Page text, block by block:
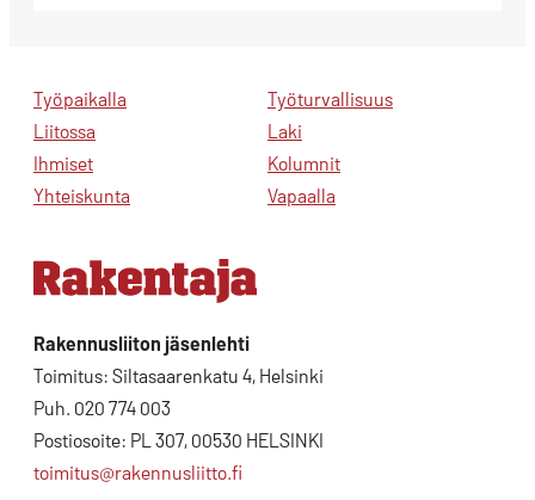
Työpaikalla
Liitossa
Ihmiset
Yhteiskunta
Työturvallisuus
Laki
Kolumnit
Vapaalla
Rakennusliiton jäsenlehti
Toimitus: Siltasaarenkatu 4, Helsinki
Puh. 020 774 003
Postiosoite: PL 307, 00530 HELSINKI
toimitus@rakennusliitto.fi